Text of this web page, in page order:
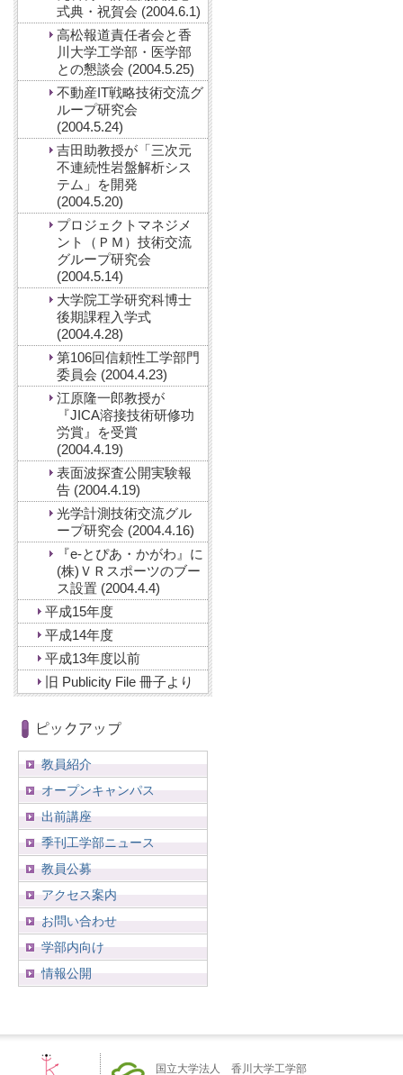
式典・祝賀会 (2004.6.1)
高松報道責任者会と香
川大学工学部・医学部
との懇談会 (2004.5.25)
不動産IT戦略技術交流グ
ループ研究会
(2004.5.24)
吉田助教授が「三次元
不連続性岩盤解析シス
テム」を開発
(2004.5.20)
プロジェクトマネジメ
ント（ＰＭ）技術交流
グループ研究会
(2004.5.14)
大学院工学研究科博士
後期課程入学式
(2004.4.28)
第106回信頼性工学部門
委員会 (2004.4.23)
江原隆一郎教授が
『JICA溶接技術研修功
労賞』を受賞
(2004.4.19)
表面波探査公開実験報
告 (2004.4.19)
光学計測技術交流グル
ープ研究会 (2004.4.16)
『e-とぴあ・かがわ』に
(株)ＶＲスポーツのブー
ス設置 (2004.4.4)
平成15年度
平成14年度
平成13年度以前
旧 Publicity File 冊子より
教員紹介
オープンキャンパス
出前講座
季刊工学部ニュース
教員公募
アクセス案内
お問い合わせ
学部内向け
情報公開
国立大学法人 香川大学工学部